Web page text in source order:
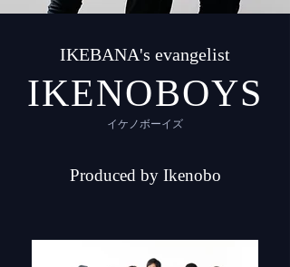
IKEBANA's evangelist
IKENOBOYS
イケノボーイズ
​Produced by Ikenobo